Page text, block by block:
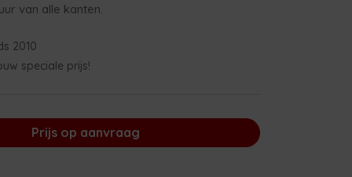
van alle kanten.
2010
speciale prijs!
Prijs op aanvraag